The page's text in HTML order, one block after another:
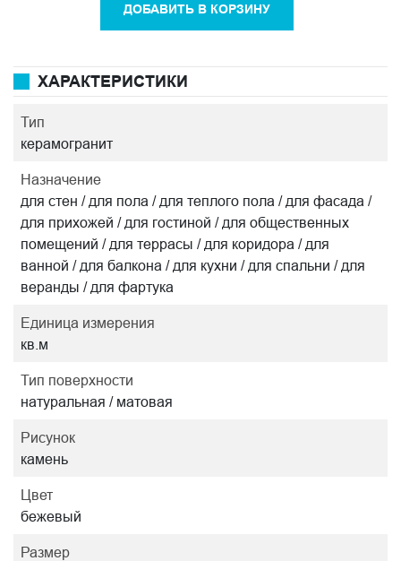
ДОБАВИТЬ В КОРЗИНУ
ХАРАКТЕРИСТИКИ
Тип
керамогранит
Назначение
для стен / для пола / для теплого пола / для фасада /
для прихожей / для гостиной / для общественных
помещений / для террасы / для коридора / для
ванной / для балкона / для кухни / для спальни / для
веранды / для фартука
Единица измерения
кв.м
Тип поверхности
натуральная / матовая
Рисунок
камень
Цвет
бежевый
Размер